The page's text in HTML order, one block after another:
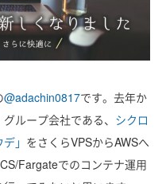
@adachin0817です。去年か
ループ会社である、 シクロ
」 をさくらVPSからAWSへ
Fargateでのコンテナ運用